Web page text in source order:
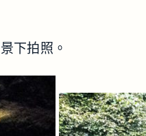
下拍照。